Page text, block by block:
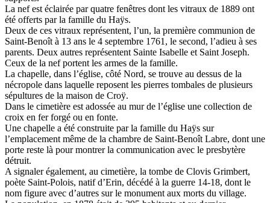
La nef est éclairée par quatre fenêtres dont les vitraux de 1889 ont
été offerts par la famille du Haÿs.
Deux de ces vitraux représentent, l’un, la première communion de
Saint-Benoît à 13 ans le 4 septembre 1761, le second, l’adieu à ses
parents. Deux autres représentent Sainte Isabelle et Saint Joseph.
Ceux de la nef portent les armes de la famille.
La chapelle, dans l’église, côté Nord, se trouve au dessus de la
nécropole dans laquelle reposent les pierres tombales de plusieurs
sépultures de la maison de Croÿ.
Dans le cimetière est adossée au mur de l’église une collection de
croix en fer forgé ou en fonte.
Une chapelle a été construite par la famille du Haÿs sur
l’emplacement même de la chambre de Saint-Benoît Labre, dont une
porte reste là pour montrer la communication avec le presbytère
détruit.
A signaler également, au cimetière, la tombe de Clovis Grimbert,
poète Saint-Polois, natif d’Erin, décédé à la guerre 14-18, dont le
nom figure avec d’autres sur le monument aux morts du village.